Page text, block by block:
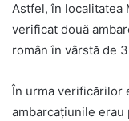
Astfel, în localitatea
verificat două
român în vârstă de
În urma verificărilor
ambarcațiunile erau